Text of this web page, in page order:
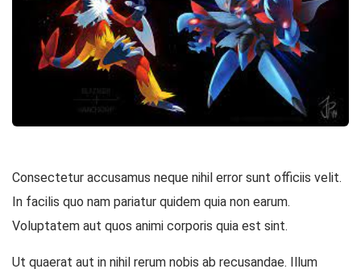
Consectetur accusamus neque nihil error sunt officiis velit.
In facilis quo nam pariatur quidem quia non earum.
Voluptatem aut quos animi corporis quia est sint.
Ut quaerat aut in nihil rerum nobis ab recusandae. Illum